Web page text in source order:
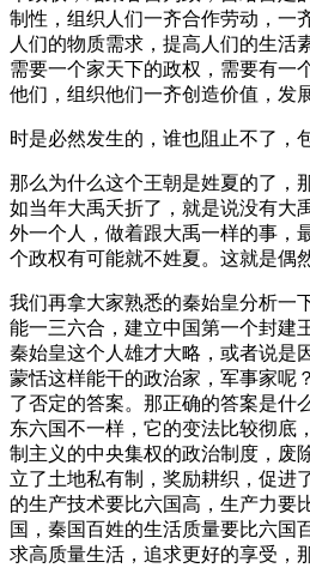
制性，组织人们一齐合作劳动，一
人们的物质需求，提高人们的生活
需要一个家天下的政权，需要有一
他们，组织他们一齐创造价值，发
时是必然发生的，谁也阻止不了，
那么为什么这个王朝是姓夏的了，
如当年大禹夭折了，就是说没有大
外一个人，做着跟大禹一样的事，
个政权有可能就不姓夏。这就是偶
我们再拿大家熟悉的秦始皇分析一
能一三六合，建立中国第一个封建
秦始皇这个人雄才大略，或者说是
蒙恬这样能干的政治家，军事家呢
了否定的答案。那正确的答案是什
东六国不一样，它的变法比较彻底
制主义的中央集权的政治制度，废
立了土地私有制，奖励耕织，促进
的生产技术要比六国高，生产力要
国，秦国百姓的生活质量要比六国
求高质量生活，追求更好的享受，